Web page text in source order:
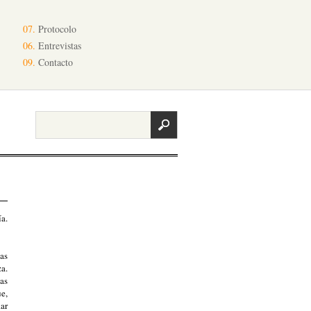
07. Protocolo
06. Entrevistas
09. Contacto